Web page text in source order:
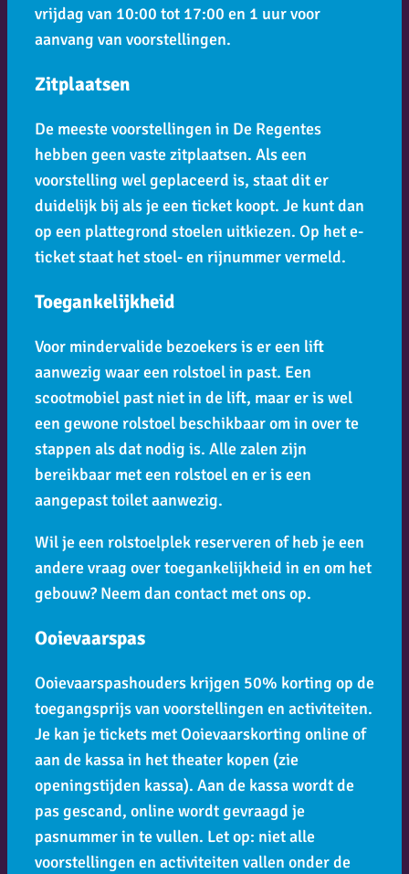
vrijdag van 10:00 tot 17:00 en 1 uur voor
aanvang van voorstellingen.
Zitplaatsen
De meeste voorstellingen in De Regentes
hebben geen vaste zitplaatsen. Als een
voorstelling wel geplaceerd is, staat dit er
duidelijk bij als je een ticket koopt. Je kunt dan
op een plattegrond stoelen uitkiezen. Op het e-
ticket staat het stoel- en rijnummer vermeld.
Toegankelijkheid
Voor mindervalide bezoekers is er een lift
aanwezig waar een rolstoel in past. Een
scootmobiel past niet in de lift, maar er is wel
een gewone rolstoel beschikbaar om in over te
stappen als dat nodig is. Alle zalen zijn
bereikbaar met een rolstoel en er is een
aangepast toilet aanwezig.
Wil je een rolstoelplek reserveren of heb je een
andere vraag over toegankelijkheid in en om het
gebouw? Neem dan contact met ons op.
Ooievaarspas
Ooievaarspashouders krijgen 50% korting op de
toegangsprijs van voorstellingen en activiteiten.
Je kan je tickets met Ooievaarskorting online of
aan de kassa in het theater kopen (zie
openingstijden kassa). Aan de kassa wordt de
pas gescand, online wordt gevraagd je
pasnummer in te vullen. Let op: niet alle
voorstellingen en activiteiten vallen onder de